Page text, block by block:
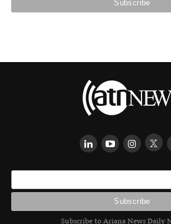
Subscribe to Ariana News Daily